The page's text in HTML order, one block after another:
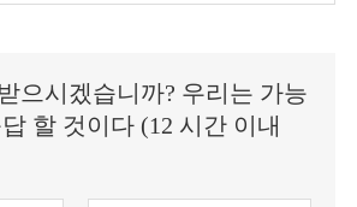
으시겠습니까? 우리는 가능
할 것이다 (12 시간 이내